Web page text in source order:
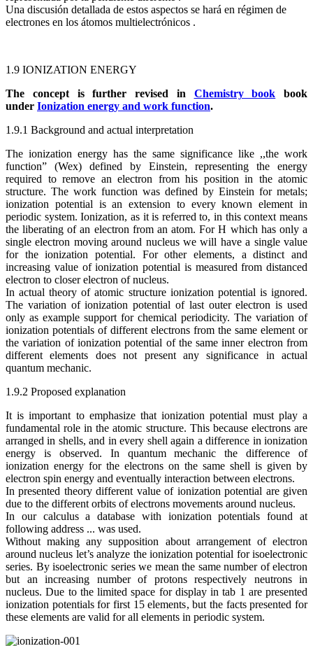
Una discusión detallada de estos aspectos se hará en régimen de
electrones en los átomos multielectrónicos .
1.9 IONIZATION ENERGY
The concept is further revised in Chemistry book book
under Ionization energy and work function.
1.9.1 Background and actual interpretation
The ionization energy has the same significance like ,,the work
function” (Wex) defined by Einstein, representing the energy
required to remove an electron from his position in the atomic
structure. The work function was defined by Einstein for metals;
ionization potential is an extension to every known element in
periodic system. Ionization, as it is referred to, in this context means
the liberating of an electron from an atom. For H which has only a
single electron moving around nucleus we will have a single value
for the ionization potential. For other elements, a distinct and
increasing value of ionization potential is measured from distanced
electron to closer electron of nucleus.
In actual theory of atomic structure ionization potential is ignored.
The variation of ionization potential of last outer electron is used
only as example support for chemical periodicity. The variation of
ionization potentials of different electrons from the same element or
the variation of ionization potential of the same inner electron from
different elements does not present any significance in actual
quantum mechanic.
1.9.2 Proposed explanation
It is important to emphasize that ionization potential must play a
fundamental role in the atomic structure. This because electrons are
arranged in shells, and in every shell again a difference in ionization
energy is observed. In quantum mechanic the difference of
ionization energy for the electrons on the same shell is given by
electron spin energy and eventually interaction between electrons.
In presented theory different value of ionization potential are given
due to the different orbits of electrons movements around nucleus.
In our calculus a database with ionization potentials found at
following address ... was used.
Without making any supposition about arrangement of electron
around nucleus let’s analyze the ionization potential for isoelectronic
series. By isoelectronic series we mean the same number of electron
but an increasing number of protons respectively neutrons in
nucleus. Due to the limited space for display in tab 1 are presented
ionization potentials for first 15 elements, but the facts presented for
these elements are valid for all elements in periodic system.